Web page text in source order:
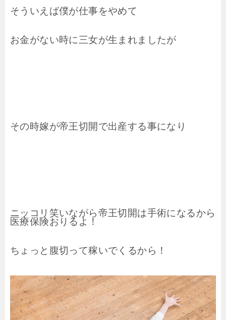
そういえば僕が仕事をやめて
お金がない時に三女が生まれましたが
その時嫁が帝王切開で出産する事になり
ニッコリ笑いながら帝王切開は手術になるから
医療保険おりるよ！
ちょっと腹切って稼いでくるから！